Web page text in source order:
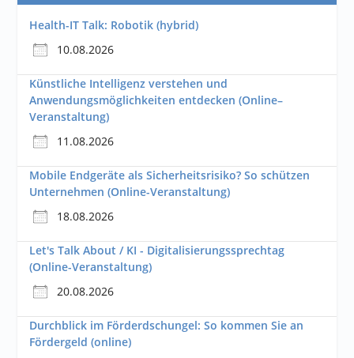
Health-IT Talk: Robotik (hybrid)
10.08.2026
Künstliche Intelligenz verstehen und
Anwendungsmöglichkeiten entdecken (Online–
Veranstaltung)
11.08.2026
Mobile Endgeräte als Sicherheitsrisiko? So schützen
Unternehmen (Online-Veranstaltung)
18.08.2026
Let's Talk About / KI - Digitalisierungssprechtag
(Online-Veranstaltung)
20.08.2026
Durchblick im Förderdschungel: So kommen Sie an
Fördergeld (online)